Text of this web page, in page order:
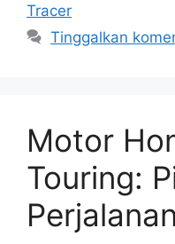
Tracer
Tinggalkan
Motor
Touring: